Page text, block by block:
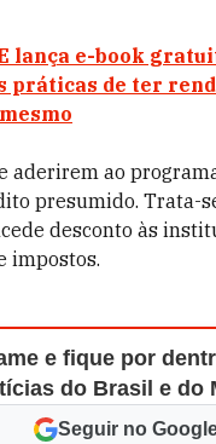
lança e-book
práticas de ter
aderirem ao
presumido. Trata-
desconto às
impostos.
e fique por
do Brasil e do
Seguir no